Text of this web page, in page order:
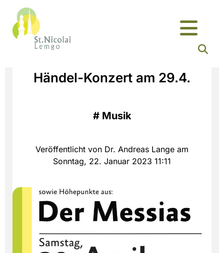
Händel-Konzert am 29.4.
# Musik
Veröffentlicht von Dr. Andreas Lange am
Sonntag, 22. Januar 2023 11:11